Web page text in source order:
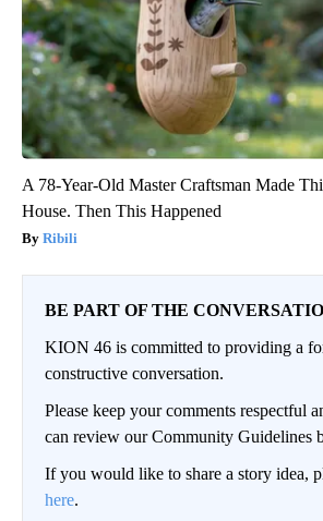
A 78-Year-Old Master Craftsman Made
House. Then This Happened
Ribili
BE PART OF THE
KION 46 is committed to providing a
constructive conversation.
Please keep your comments respectful
can review our Community Guidelines
If you would like to share a story idea,
here.